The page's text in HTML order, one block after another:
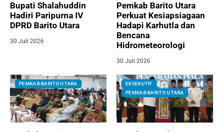
Bupati Shalahuddin
Hadiri Paripurna IV
DPRD Barito Utara
30 Juli 2026
Pemkab Barito Utara
Perkuat Kesiapsiagaan
Hadapi Karhutla dan
Bencana
Hidrometeorologi
30 Juli 2026
PEMKAB BARITO UTARA
EKSEKUTIF
PEMKAB BARITO UTARA